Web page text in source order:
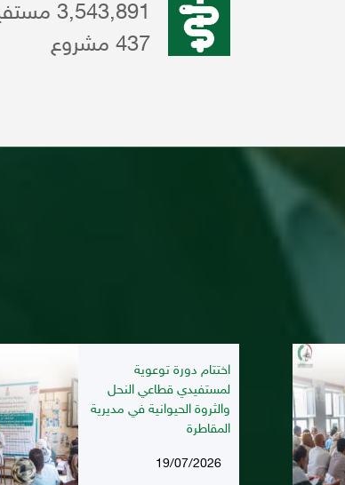
3,543,891 مستفيد
437 مشروع
اختتام دورة توعوية
لمستفيدي قطاعي النحل
والثروة الحيوانية في مديرية
المقاطرة
19/07/2026